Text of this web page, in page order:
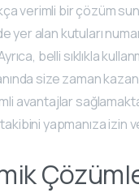
verimli bir çözüm
alan kutuları
belli sıklıkla
size zaman
avantajlar
yapmanıza izin